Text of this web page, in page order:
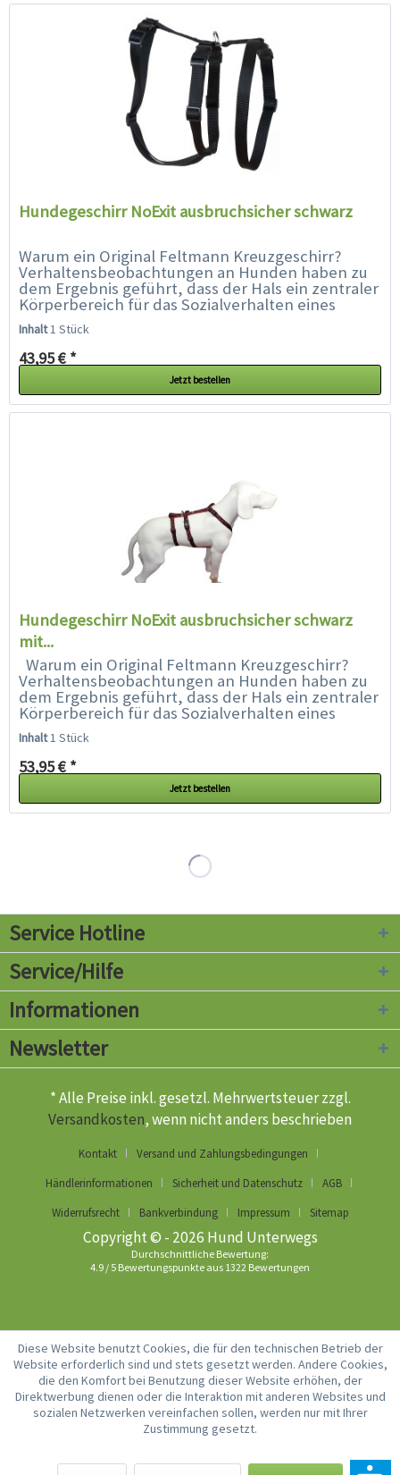
Hundegeschirr NoExit ausbruchsicher schwarz
Warum ein Original Feltmann Kreuzgeschirr?
Verhaltensbeobachtungen an Hunden haben zu
dem Ergebnis geführt, dass der Hals ein zentraler
Körperbereich für das Sozialverhalten eines
Hundes ist. Der Hals ist sozusagen die "Soziale...
Inhalt1 Stück
43,95 € *
Jetzt bestellen
Hundegeschirr NoExit ausbruchsicher schwarz
mit...
Warum ein Original Feltmann Kreuzgeschirr?
Verhaltensbeobachtungen an Hunden haben zu
dem Ergebnis geführt, dass der Hals ein zentraler
Körperbereich für das Sozialverhalten eines
Hundes ist. Der Hals ist sozusagen die...
Inhalt1 Stück
53,95 € *
Jetzt bestellen
Service Hotline
Service/Hilfe
Informationen
Newsletter
* Alle Preise inkl. gesetzl. Mehrwertsteuer zzgl.
Versandkosten, wenn nicht anders beschrieben
Kontakt
Versand und Zahlungsbedingungen
Händlerinformationen
Sicherheit und Datenschutz
AGB
Widerrufsrecht
Bankverbindung Impressum Sitemap
Copyright © - 2026 Hund Unterwegs
Durchschnittliche Bewertung:
4.9 / 5 Bewertungspunkte aus 1322 Bewertungen
Diese Website benutzt Cookies, die für den technischen Betrieb der
Website erforderlich sind und stets gesetzt werden. Andere Cookies,
die den Komfort bei Benutzung dieser Website erhöhen, der
Direktwerbung dienen oder die Interaktion mit anderen Websites und
sozialen Netzwerken vereinfachen sollen, werden nur mit Ihrer
Zustimmung gesetzt.